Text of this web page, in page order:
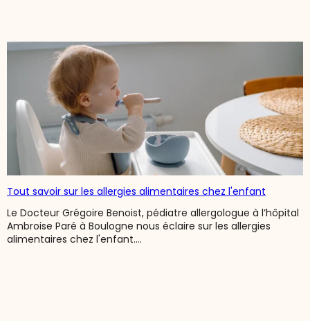
Tout savoir sur les allergies alimentaires chez l'enfant
Le Docteur Grégoire Benoist, pédiatre allergologue à l’hôpital
Ambroise Paré à Boulogne nous éclaire sur les allergies
alimentaires chez l'enfant....